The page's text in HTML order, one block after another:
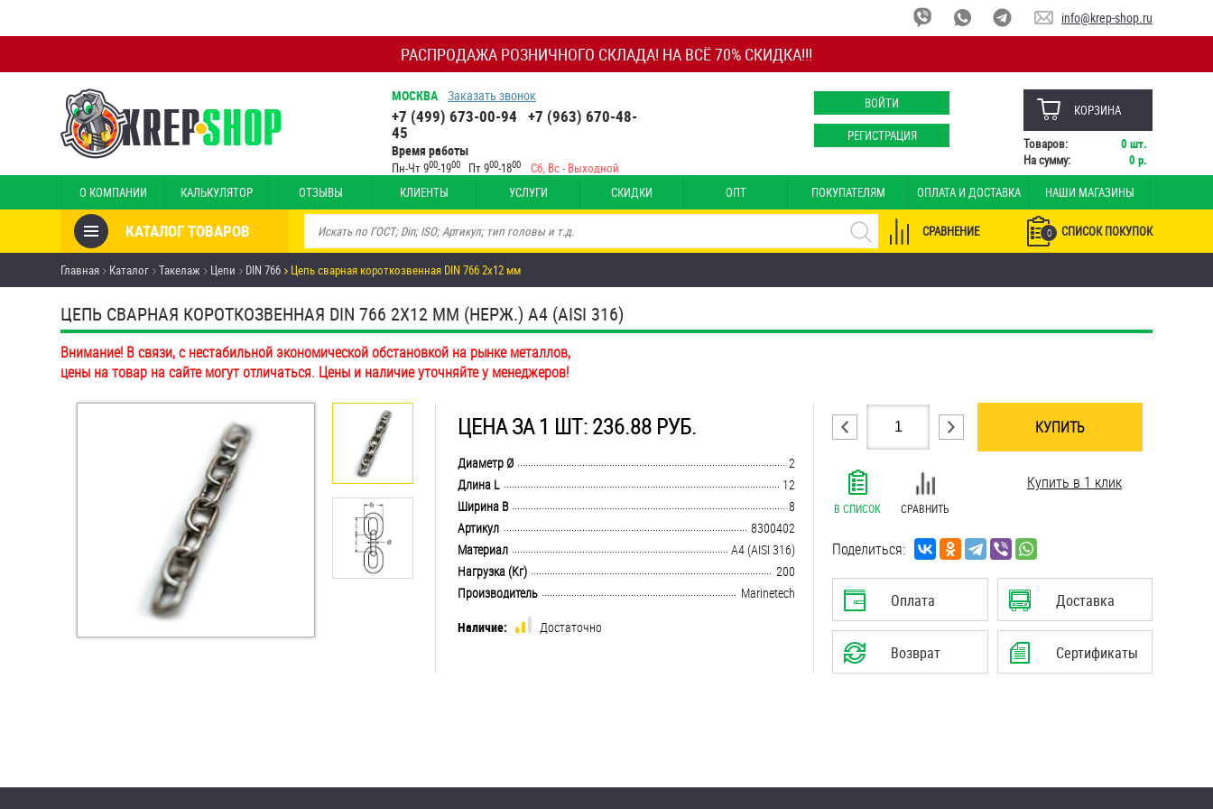
РАСПРОДАЖА РОЗНИЧНОГО СКЛАДА! НА ВСЁ 70% СКИДКА!!!
info@krep-shop.ru
МОСКВА Заказать звонок
+7 (499) 673-00-94 +7 (963) 670-48-
45
Время работы
Пн-Чт 900-1900 Пт 900-1800 Сб, Вс - Выходной
ВОЙТИ
РЕГИСТРАЦИЯ
КОРЗИНА
Товаров: 0 шт.
На сумму:
0 р.
О КОМПАНИИ КАЛЬКУЛЯТОР ОТЗЫВЫ КЛИЕНТЫ УСЛУГИ СКИДКИ ОПТ ПОКУПАТЕЛЯМ ОПЛАТА И ДОСТАВКА НАШИ МАГАЗИНЫ
КАТАЛОГ ТОВАРОВ 0 СПИСОК ПОКУПОК
СРАВНЕНИЕ
Товары со скидкой
Анкеры
Антивандальный крепёж,
инструмент
Болты и винты
Дюймовый крепёж
Заклепки (Гайки-Заклепки)
Оснастка и аксессуары для
Главная Каталог Такелаж Цепи DIN 766 Цепь сварная короткозвенная DIN 766 2х12 мм
ЦЕПЬ СВАРНАЯ КОРОТКОЗВЕННАЯ DIN 766 2Х12 ММ (НЕРЖ.) A4 (AISI 316)
Внимание! В связи, с нестабильной экономической обстановкой на рынке металлов,
цены на товар на сайте могут отличаться. Цены и наличие уточняйте у менеджеров!
ЦЕНА ЗА 1 ШТ: 236.88 РУБ.
........................................................................................................................................................................................................
Диаметр Ø
2
........................................................................................................................................................................................................
Длина L
12
........................................................................................................................................................................................................
Ширина B
8
........................................................................................................................................................................................................
Артикул
8300402
........................................................................................................................................................................................................
Материал
A4 (AISI 316)
........................................................................................................................................................................................................
Нагрузка (Кг)
200
........................................................................................................................................................................................................
Производитель
Marinetech
Наличие:
Достаточно
КУПИТЬ
В СПИСОК СРАВНИТЬ
Купить в 1 клик
Поделиться:
Оплата Доставка
Возврат Сертификаты